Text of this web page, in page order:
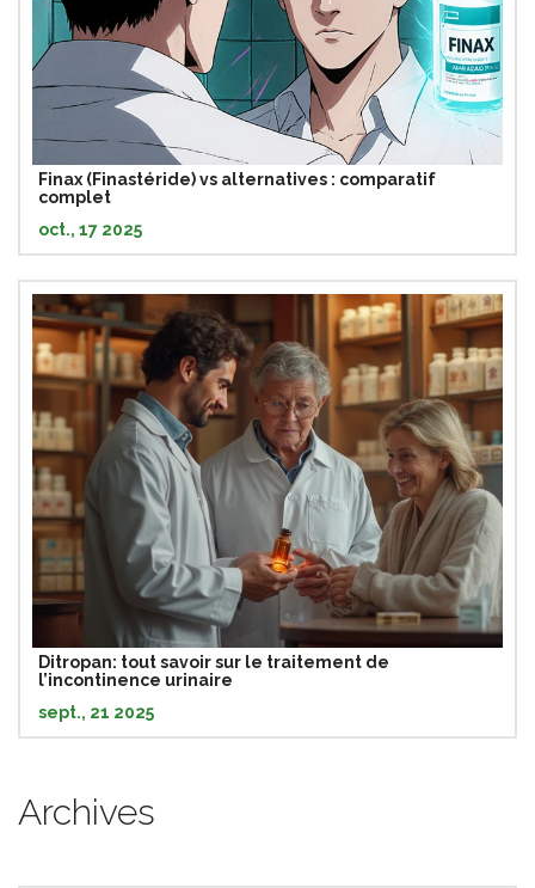
Finax (Finastéride) vs alternatives : comparatif
complet
oct., 17 2025
Ditropan: tout savoir sur le traitement de
l’incontinence urinaire
sept., 21 2025
Archives